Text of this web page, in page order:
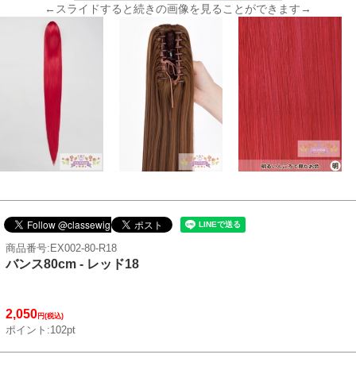
←スライドすると続きの画像を見ることができます→
商品番号:EX002-80-R18
バンス80cm - レッド18
2,050円(税込)
ポイント:102pt